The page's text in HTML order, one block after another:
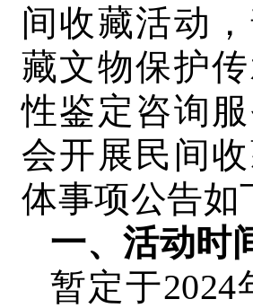
间收藏活动
藏文物保护
性鉴定咨询
会开展民间
体事项公告如
一、活动时
暂定于